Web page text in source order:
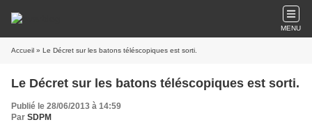
MENU
Accueil » Le Décret sur les batons téléscopiques est sorti.
Le Décret sur les batons téléscopiques est sorti.
Publié le 28/06/2013 à 14:59
Par SDPM